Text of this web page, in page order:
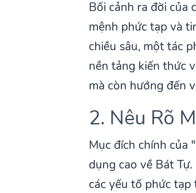
Bối cảnh ra đời của
mệnh phức tạp và
chiều sâu, một tác
nền tảng kiến thức
mà còn hướng đến
2. Nêu Rõ
Mục đích chính của
dụng cao về Bát
các yếu tố phức tạp